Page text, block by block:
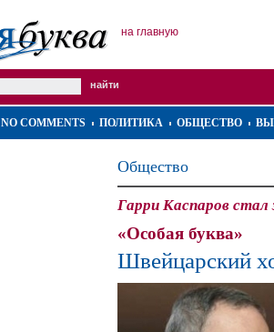
на главную
NO COMMENTS ПОЛИТИКА ОБЩЕСТВО
Общество
Гарри Каспаров стал
«Особая буква»
Швейцарский